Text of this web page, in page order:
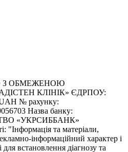
З ОБМЕЖЕНОЮ
КЛІНІК» ЄДРПОУ:
№ рахунку:
Назва банку:
«УКРСИББАНК»
"Інформація та матеріали,
інформаційний характер і
встановлення діагнозу та